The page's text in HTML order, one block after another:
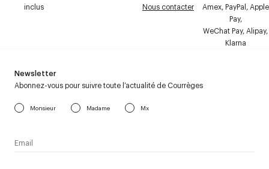
inclus
Nous contacter
Amex, PayPal, Apple
Pay,
WeChat Pay, Alipay,
Klarna
Newsletter
Abonnez-vous pour suivre toute l’actualité de Courrèges
Monsieur Madame Mx